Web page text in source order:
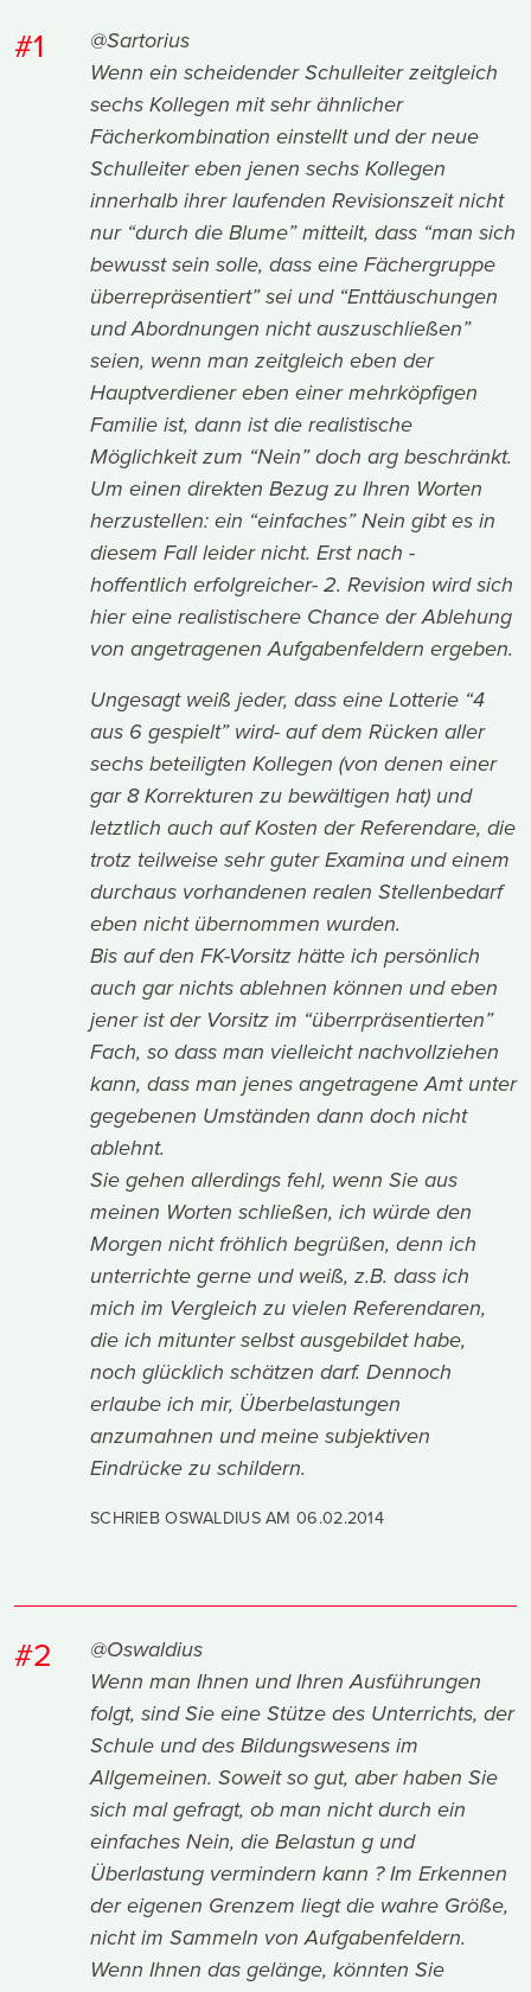
#1
@Sartorius
Wenn ein scheidender Schulleiter zeitgleich
sechs Kollegen mit sehr ähnlicher
Fächerkombination einstellt und der neue
Schulleiter eben jenen sechs Kollegen
innerhalb ihrer laufenden Revisionszeit nicht
nur “durch die Blume” mitteilt, dass “man sich
bewusst sein solle, dass eine Fächergruppe
überrepräsentiert” sei und “Enttäuschungen
und Abordnungen nicht auszuschließen”
seien, wenn man zeitgleich eben der
Hauptverdiener eben einer mehrköpfigen
Familie ist, dann ist die realistische
Möglichkeit zum “Nein” doch arg beschränkt.
Um einen direkten Bezug zu Ihren Worten
herzustellen: ein “einfaches” Nein gibt es in
diesem Fall leider nicht. Erst nach -
hoffentlich erfolgreicher- 2. Revision wird sich
hier eine realistischere Chance der Ablehung
von angetragenen Aufgabenfeldern ergeben.
Ungesagt weiß jeder, dass eine Lotterie “4
aus 6 gespielt” wird- auf dem Rücken aller
sechs beteiligten Kollegen (von denen einer
gar 8 Korrekturen zu bewältigen hat) und
letztlich auch auf Kosten der Referendare, die
trotz teilweise sehr guter Examina und einem
durchaus vorhandenen realen Stellenbedarf
eben nicht übernommen wurden.
Bis auf den FK-Vorsitz hätte ich persönlich
auch gar nichts ablehnen können und eben
jener ist der Vorsitz im “überrpräsentierten”
Fach, so dass man vielleicht nachvollziehen
kann, dass man jenes angetragene Amt unter
gegebenen Umständen dann doch nicht
ablehnt.
Sie gehen allerdings fehl, wenn Sie aus
meinen Worten schließen, ich würde den
Morgen nicht fröhlich begrüßen, denn ich
unterrichte gerne und weiß, z.B. dass ich
mich im Vergleich zu vielen Referendaren,
die ich mitunter selbst ausgebildet habe,
noch glücklich schätzen darf. Dennoch
erlaube ich mir, Überbelastungen
anzumahnen und meine subjektiven
Eindrücke zu schildern.
SCHRIEB OSWALDIUS AM06.02.2014
#2
@Oswaldius
Wenn man Ihnen und Ihren Ausführungen
folgt, sind Sie eine Stütze des Unterrichts, der
Schule und des Bildungswesens im
Allgemeinen. Soweit so gut, aber haben Sie
sich mal gefragt, ob man nicht durch ein
einfaches Nein, die Belastun g und
Überlastung vermindern kann ? Im Erkennen
der eigenen Grenzem liegt die wahre Größe,
nicht im Sammeln von Aufgabenfeldern.
Wenn Ihnen das gelänge, könnten Sie